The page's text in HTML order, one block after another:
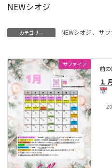
NEWシオジ
カテゴリー NEWシオジ 、 サフ
サファイア
前
１